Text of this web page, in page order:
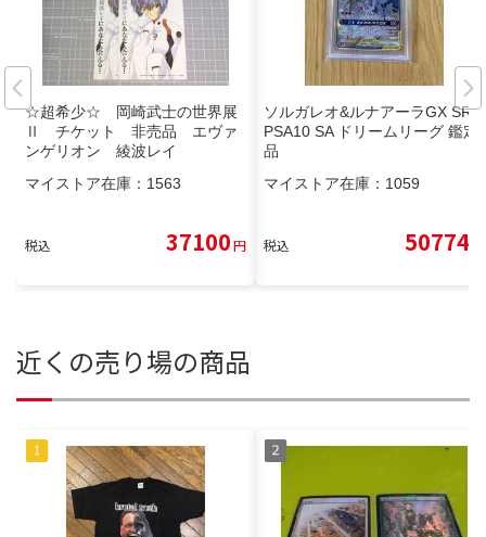
☆超希少☆ 岡崎武士の世界展
Ⅱ チケット 非売品 エヴァ
ンゲリオン 綾波レイ
マイストア在庫： 1563
税込 37100円
ソルガレオ&ルナアーラGX SR
PSA10 SA ドリームリーグ 鑑定
品
マイストア在庫： 1059
税込 50774
近くの売り場の商品